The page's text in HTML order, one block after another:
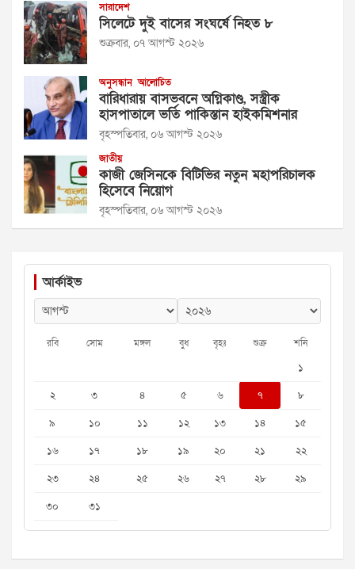
সারাদেশ
সিলেটে দুই বাসের সংঘর্ষে নিহত ৮
শুক্রবার, ০৭ আগস্ট ২০২৬
অনুসন্ধান আলোচিত
বারিধারায় বাসভবনে অগ্নিকাণ্ড, সস্ত্রীক
হাসপাতালে ভর্তি পাকিস্তান হাইকমিশনার
বৃহস্পতিবার, ০৬ আগস্ট ২০২৬
জাতীয়
কাজী জেসিনকে বিটিভির নতুন মহাপরিচালক
হিসেবে নিয়োগ
বৃহস্পতিবার, ০৬ আগস্ট ২০২৬
আর্কাইভ
রবি সোম মঙ্গল বুধ বৃহঃ শুক্র শনি
১
২
৩ ৪ ৫ ৬ ৭
৮
৯
১০ ১১ ১২ ১৩ ১৪
১৫
১৬
১৭ ১৮ ১৯ ২০ ২১
২২
২৩
২৪ ২৫ ২৬ ২৭ ২৮
২৯
৩০
৩১